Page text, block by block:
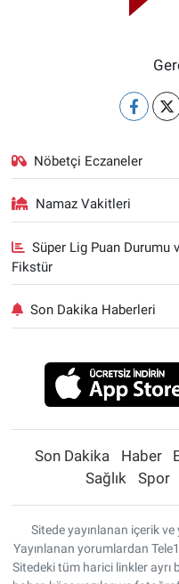
Nöbetçi Eczaneler
Namaz Vakitleri
Süper Lig Puan Durumu
Fikstür
Son Dakika Haberleri
Son Dakika Haber
Sağlık
Spor
Sitede yayınlanan içerik
Yayınlanan yorumlardan
Sitedeki tüm harici linkler ayrı